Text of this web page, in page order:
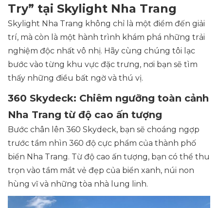
Try” tại Skylight Nha Trang
Skylight Nha Trang không chỉ là một điểm đến giải
trí, mà còn là một hành trình khám phá những trải
nghiệm độc nhất vô nhị. Hãy cùng chúng tôi lạc
bước vào từng khu vực đặc trưng, nơi bạn sẽ tìm
thấy những điều bất ngờ và thú vị.
360 Skydeck: Chiêm ngưỡng toàn cảnh
Nha Trang từ độ cao ấn tượng
Bước chân lên 360 Skydeck, bạn sẽ choáng ngợp
trước tầm nhìn 360 độ cực phẩm của thành phố
biển Nha Trang. Từ độ cao ấn tượng, bạn có thể thu
trọn vào tầm mắt vẻ đẹp của biển xanh, núi non
hùng vĩ và những tòa nhà lung linh.